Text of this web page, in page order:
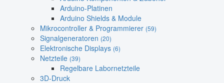
Arduino-Platinen
Arduino Shields & Module
Mikrocontroller & Programmierer (59)
Signalgeneratoren (20)
Elektronische Displays (6)
Netzteile (39)
Regelbare Labornetzteile
3D-Druck